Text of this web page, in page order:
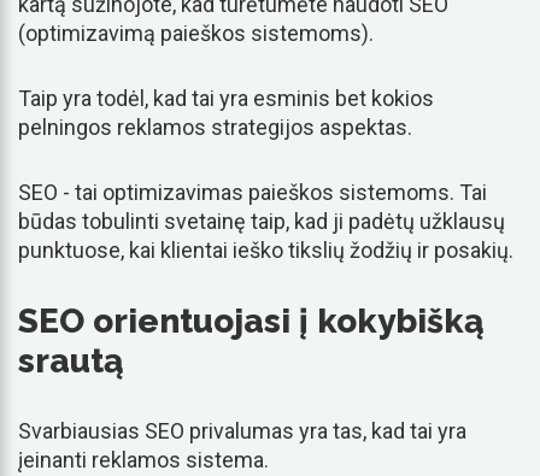
(optimizavimą paieškos sistemoms).
Taip yra todėl, kad tai yra esminis bet kokios
pelningos reklamos strategijos aspektas.
SEO - tai optimizavimas paieškos sistemoms. Tai
būdas tobulinti svetainę taip, kad ji padėtų užklausų
punktuose, kai klientai ieško tikslių žodžių ir posakių.
SEO orientuojasi į kokybišką
srautą
Svarbiausias SEO privalumas yra tas, kad tai yra
įeinanti reklamos sistema.